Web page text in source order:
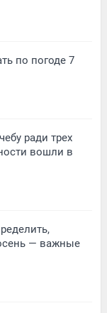
по погоде 7
ради трех
вошли в
— важные